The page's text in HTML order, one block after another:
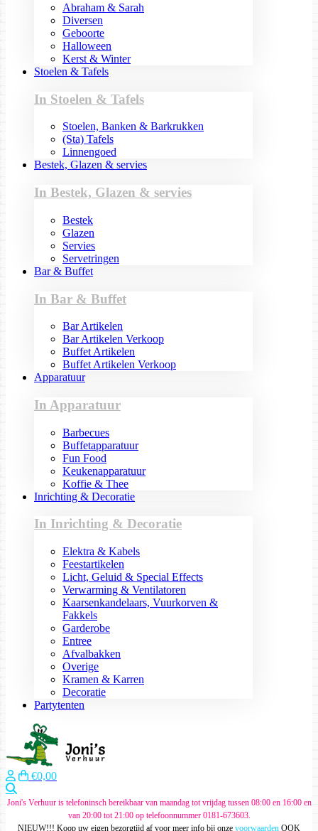
Abraham & Sarah
Diversen
Geboorte
Halloween
Kerst & Winter
Stoelen & Tafels
In Stoelen & Tafels
Stoelen, Banken & Barkrukken
(Sta) Tafels
Linnengoed
Bestek, Glazen & servies
In Bestek, Glazen & servies
Bestek
Glazen
Servies
Servetringen
Bar & Buffet
In Bar & Buffet
Bar Artikelen
Bar Artikelen Verkoop
Buffet Artikelen
Buffet Artikelen Verkoop
Apparatuur
In Apparatuur
Barbecues
Buffetapparatuur
Fun Food
Keukenapparatuur
Koffie & Thee
Inrichting & Decoratie
In Inrichting & Decoratie
Elektra & Kabels
Feestartikelen
Licht, Geluid & Special Effects
Verwarming & Ventilatoren
Kaarsenkandelaars, Vuurkorven &
Fakkels
Garderobe
Entree
Afvalbakken
Overige
Kramen & Karren
Decoratie
Partytenten
€0,00
Joni's Verhuur is telefoninsch bereikbaar van maandag tot vrijdag tussen 08:00 en 16:00 en
van 20:00 tot 21:00 op telefoonnummer 0181-673603.
NIEUW!!! Koop uw eigen bezorgtijd af voor meer info bij onze voorwaarden OOK